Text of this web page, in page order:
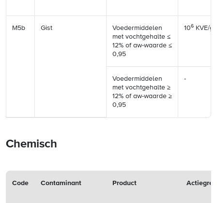
M5b Gist
Voedermiddelen
met vochtgehalte ≤
12% of aw-waarde ≤
0,95
106 KVE/g
Voedermiddelen
met vochtgehalte ≥
12% of aw-waarde ≥
0,95
-
Chemisch
Code Contaminant Product